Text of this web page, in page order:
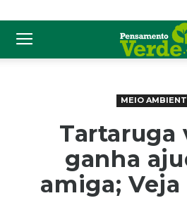
MEIO
Tartaruga
ganha
amiga;